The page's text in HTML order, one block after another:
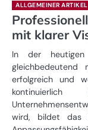
ALLGEMEINER ARTIKEL
mit klarer
In der heutigen
gleichbedeutend
erfolgreich und
kontinuierlich
wird, bildet das